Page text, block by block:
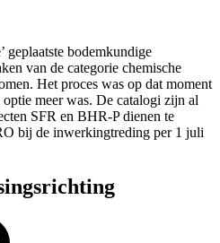
geplaatste bodemkundige
van de categorie chemische
Het proces was op dat moment
meer was. De catalogi zijn al
SFR en BHR-P dienen te
bij de inwerkingtreding per 1 juli